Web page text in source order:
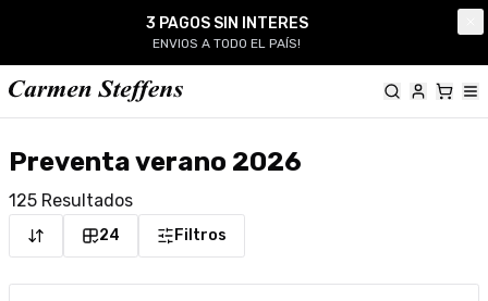
3 PAGOS SIN INTERES
ENVIOS A TODO EL PAÍS!
Preventa verano 2026
125 Resultados
24 Filtros